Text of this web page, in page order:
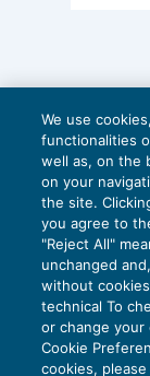
We use
functionalities
well as, on the
on your
the site.
you agree to
"Reject All"
unchanged
without
technical To
or change your
Cookie
cookies,